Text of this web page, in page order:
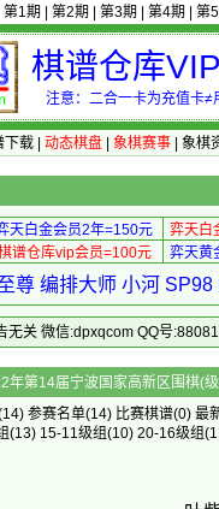
第1期 第2期 第3期 第4期 第
棋谱仓库
注意：二合一卡为充值卡≠
下载| 动态棋盘| 象棋赛事| 象棋
天白金会员2年=150元 弈天白
谱仓库vip会员=100元 弈天黄
尊 编排大师 小河
无关 微信:dpxqcom QQ号
- 2022年第14届宁波
参赛名单(14) 比赛棋谱(0) 最
(13) 15-11级组(10) 20-16级组